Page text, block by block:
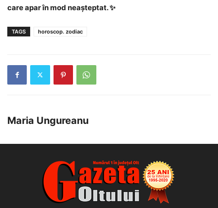
care apar în mod neașteptat. ✨
TAGS horoscop. zodiac
Maria Ungureanu